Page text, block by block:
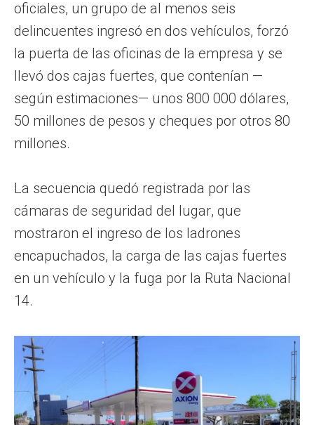
oficiales, un grupo de al menos seis
delincuentes ingresó en dos vehículos, forzó
la puerta de las oficinas de la empresa y se
llevó dos cajas fuertes, que contenían —
según estimaciones— unos 800 000 dólares,
50 millones de pesos y cheques por otros 80
millones.
La secuencia quedó registrada por las
cámaras de seguridad del lugar, que
mostraron el ingreso de los ladrones
encapuchados, la carga de las cajas fuertes
en un vehículo y la fuga por la Ruta Nacional
14.